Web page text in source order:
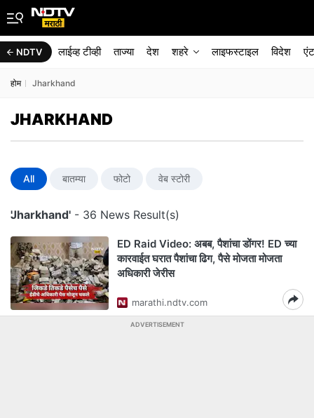
NDTV लाईव्ह टीव्ही ताज्या देश शहरे लाइफस्टाइल विदेश
होम Jharkhand
JHARKHAND
All बातम्या फोटो वेब स्टोरी
'Jharkhand' - 36 News Result(s)
ED Raid Video: अबब, पैशांचा डोंगर! ED च्या
कारवाईत घरात पैशांचा ढिग, पैसे मोजता मोजता
अधिकारी जेरीस
marathi.ndtv.com
ADVERTISEMENT